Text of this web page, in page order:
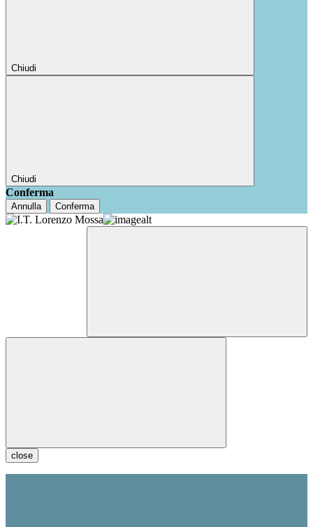
Chiudi
Chiudi
Conferma
Annulla Conferma
close